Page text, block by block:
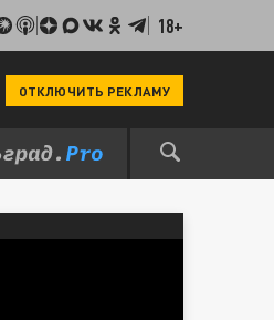
18+
ОТКЛЮЧИТЬ РЕКЛАМУ